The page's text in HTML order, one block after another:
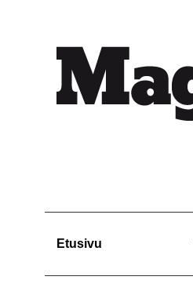
Etusivu